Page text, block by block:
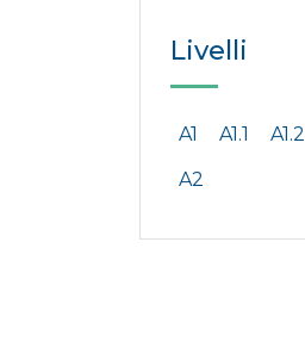
Livelli
A1 A1.1 A1.2
A2